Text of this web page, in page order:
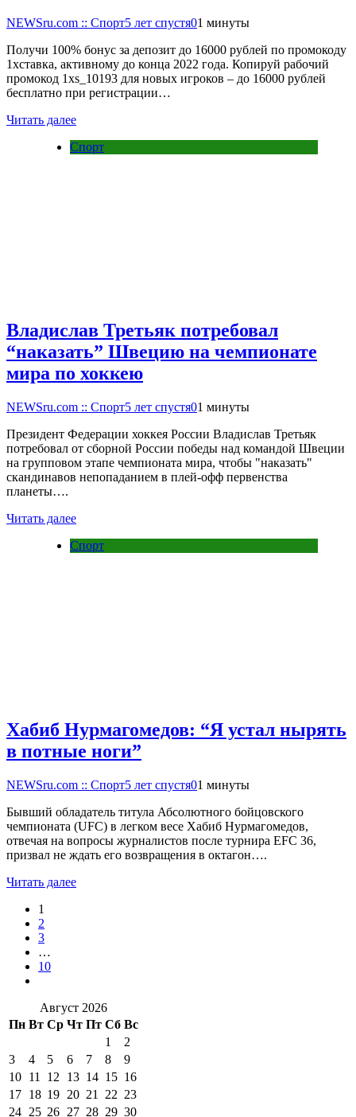
NEWSru.com :: Спорт5 лет спустя01 минуты
Получи 100% бонус за депозит до 16000 рублей по промокоду
1хставка, активному до конца 2022 года. Копируй рабочий
промокод 1xs_10193 для новых игроков – до 16000 рублей
бесплатно при регистрации…
Читать далее
Спорт
Владислав Третьяк потребовал
“наказать” Швецию на чемпионате
мира по хоккею
NEWSru.com :: Спорт5 лет спустя01 минуты
Президент Федерации хоккея России Владислав Третьяк
потребовал от сборной России победы над командой Швеции
на групповом этапе чемпионата мира, чтобы "наказать"
скандинавов непопаданием в плей-офф первенства
планеты….
Читать далее
Спорт
Хабиб Нурмагомедов: “Я устал нырять
в потные ноги”
NEWSru.com :: Спорт5 лет спустя01 минуты
Бывший обладатель титула Абсолютного бойцовского
чемпионата (UFC) в легком весе Хабиб Нурмагомедов,
отвечая на вопросы журналистов после турнира EFC 36,
призвал не ждать его возвращения в октагон….
Читать далее
1
2
3
…
10
Август 2026
Пн Вт Ср Чт Пт Сб Вс
1
2
3
4 5 6 7 8
9
10 11 12 13 14 15 16
17 18 19 20 21 22 23
24 25 26 27 28 29 30